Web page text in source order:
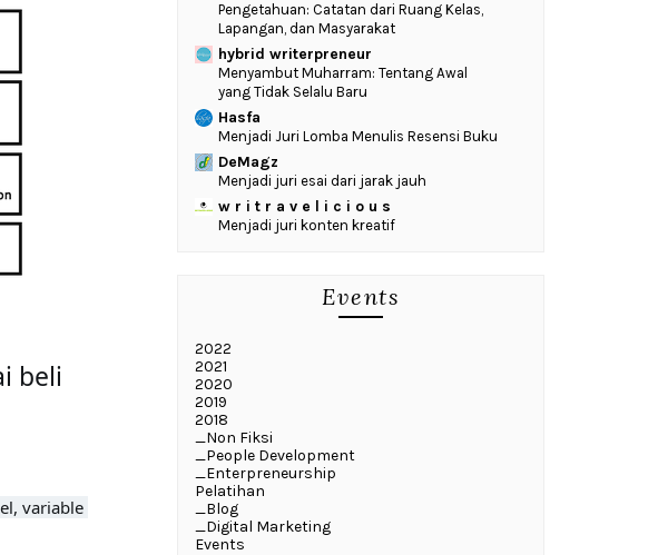
beli
variable
Pengetahuan: Catatan dari Ruang Kelas,
Lapangan, dan Masyarakat
hybrid writerpreneur
Menyambut Muharram: Tentang Awal
yang Tidak Selalu Baru
Hasfa
Menjadi Juri Lomba Menulis Resensi Buku
DeMagz
Menjadi juri esai dari jarak jauh
w r i t r a v e l i c i o u s
Menjadi juri konten kreatif
Events
2022
2021
2020
2019
2018
_Non Fiksi
_People Development
_Enterpreneurship
Pelatihan
_Blog
_Digital Marketing
Events